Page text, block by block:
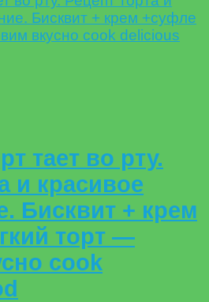
тает во рту.
и красивое
Бисквит + крем
торт —
cook